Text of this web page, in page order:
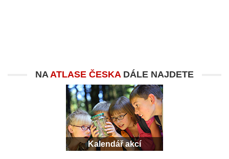
NAATLASE ČESKADÁLE NAJDETE
Kalendář akcí